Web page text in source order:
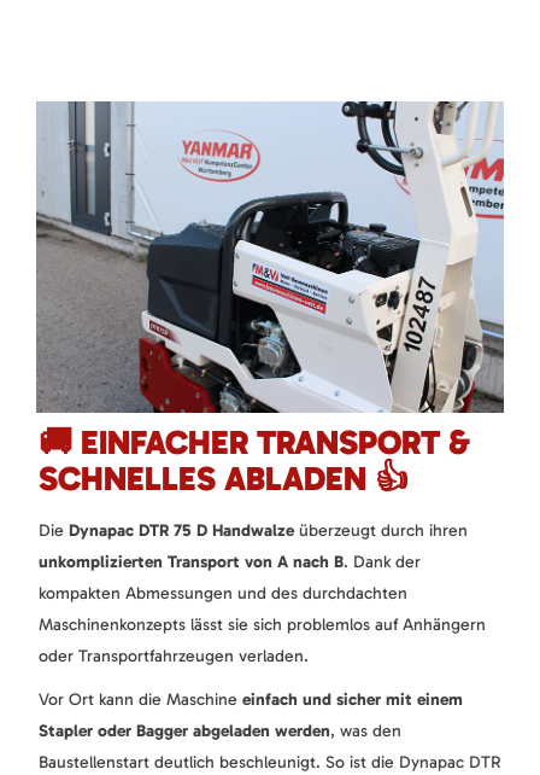
🚚 EINFACHER TRANSPORT &
SCHNELLES ABLADEN 👍
Die Dynapac DTR 75 D Handwalzeüberzeugt durch ihren
unkomplizierten Transport von A nach B. Dank der
kompakten Abmessungen und des durchdachten
Maschinenkonzepts lässt sie sich problemlos auf Anhängern
oder Transportfahrzeugen verladen.
Vor Ort kann die Maschine einfach und sicher mit einem
Stapler oder Bagger abgeladen werden, was den
Baustellenstart deutlich beschleunigt. So ist die Dynapac DTR